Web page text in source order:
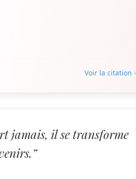
Voir la citation
jamais, il se transforme